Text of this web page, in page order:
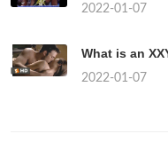
2022-01-07
What is an
2022-01-07